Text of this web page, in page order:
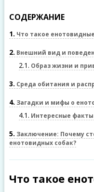
СОДЕРЖАНИЕ
1 Что такое
2 Внешний вид и
2.1 Образ жизни и
3 Среда обитания и
4 Загадки и мифы о
4.1 Интересные
5 Заключение: Почему
енотовидных собак?
Что такое